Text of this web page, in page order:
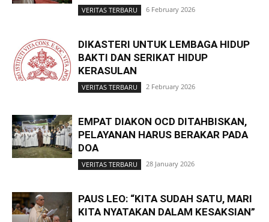
VERITAS TERBARU 6 February 2026
DIKASTERI UNTUK LEMBAGA HIDUP
BAKTI DAN SERIKAT HIDUP
KERASULAN
VERITAS TERBARU 2 February 2026
EMPAT DIAKON OCD DITAHBISKAN,
PELAYANAN HARUS BERAKAR PADA
DOA
VERITAS TERBARU 28 January 2026
PAUS LEO: “KITA SUDAH SATU, MARI
KITA NYATAKAN DALAM KESAKSIAN”